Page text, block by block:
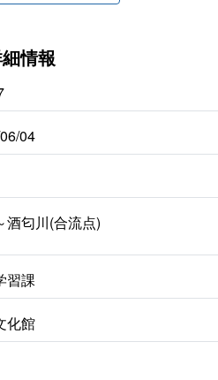
情報
04
酒匂川(合流点)
習課
化館